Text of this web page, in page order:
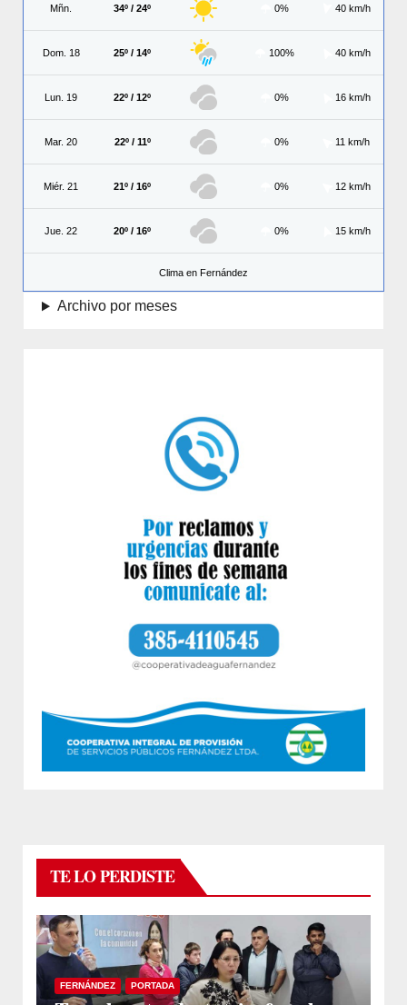
Mñn. 34º / 24º 0% 40 km/h
Dom. 18 25º / 14º 100% 40 km/h
Lun. 19 22º / 12º 0% 16 km/h
Mar. 20 22º / 11º 0% 11 km/h
Miér. 21 21º / 16º 0% 12 km/h
Jue. 22 20º / 16º 0% 15 km/h
Clima en Fernández
Archivo por meses
TE LO PERDISTE
FERNÁNDEZ PORTADA